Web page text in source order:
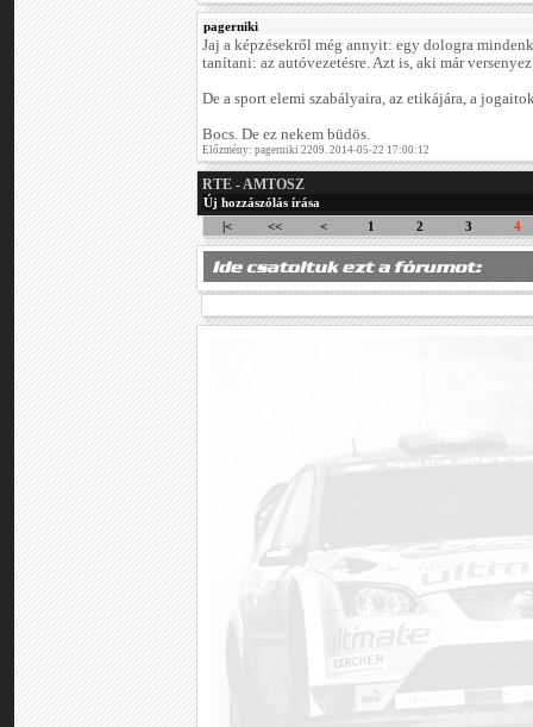
pagerniki
Jaj a képzésekről még annyit: egy dologra
tanítani: az autóvezetésre. Azt is, aki már
De a sport elemi szabályaira, az etikájára, a
Bocs. De ez nekem büdös.
Előzmény: pagerniki 2209. 2014-05-22 17:00:12
RTE - AMTOSZ
Új hozzászólás írása
|<
<< < 1 2 3 4